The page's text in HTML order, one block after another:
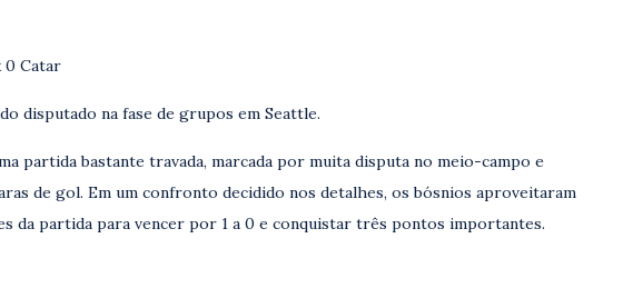
0 Catar
disputado na fase de grupos em Seattle.
partida bastante travada, marcada por muita disputa no meio-campo e
de gol. Em um confronto decidido nos detalhes, os bósnios aproveitaram
da partida para vencer por 1 a 0 e conquistar três pontos importantes.